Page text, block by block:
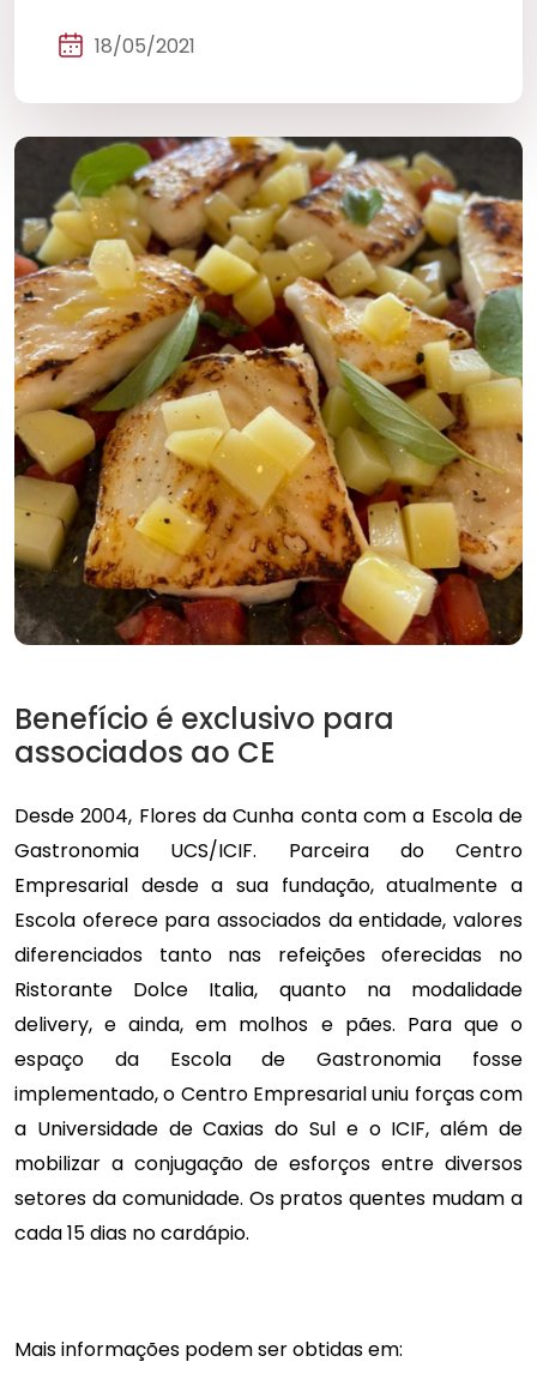
18/05/2021
Benefício é exclusivo para
associados ao CE
Desde 2004, Flores da Cunha conta com a Escola de
Gastronomia UCS/ICIF. Parceira do Centro
Empresarial desde a sua fundação, atualmente a
Escola oferece para associados da entidade, valores
diferenciados tanto nas refeições oferecidas no
Ristorante Dolce Italia, quanto na modalidade
delivery, e ainda, em molhos e pães. Para que o
espaço da Escola de Gastronomia fosse
implementado, o Centro Empresarial uniu forças com
a Universidade de Caxias do Sul e o ICIF, além de
mobilizar a conjugação de esforços entre diversos
setores da comunidade. Os pratos quentes mudam a
cada 15 dias no cardápio.
Mais informações podem ser obtidas em: